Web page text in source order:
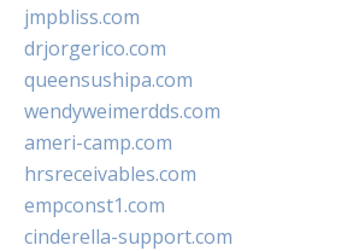
jmpbliss.com
drjorgerico.com
queensushipa.com
wendyweimerdds.com
ameri-camp.com
hrsreceivables.com
empconst1.com
cinderella-support.com